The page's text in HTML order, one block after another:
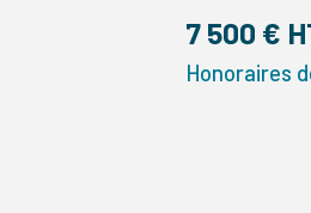
7 500 €
Honoraires